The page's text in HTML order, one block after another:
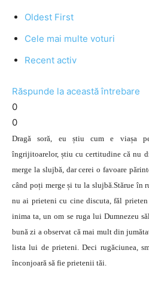
Oldest First
Cele mai multe voturi
Recent activ
Răspunde la această întrebare
0
0
Dragă soră, eu știu cum e viașa
îngrijitoarelor, știu cu certitudine că nu
merge la slujbă, dar cerei o favoare
când poți merge și tu la slujbă.Stărue în
nu ai prieteni cu cine discuta, făl
inima ta, un om se ruga lui Dumnezeu
bună zi a observat că mai mult din
lista lui de prieteni. Deci rugăciunea,
înconjoară să fie prietenii tăi.